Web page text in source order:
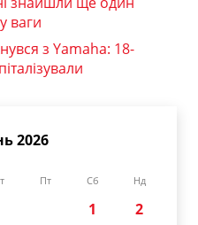
ваги
з Yamaha: 18-
2026
Пт Сб Нд
1
2